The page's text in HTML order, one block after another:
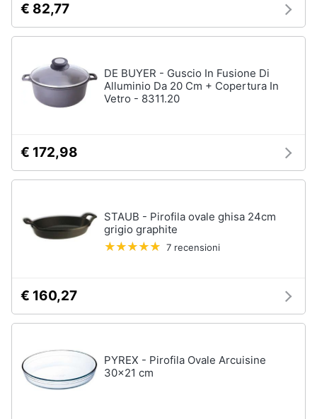
€ 82,77
DE BUYER - Guscio In Fusione Di
Alluminio Da 20 Cm + Copertura In
Vetro - 8311.20
€ 172,98
STAUB - Pirofila ovale ghisa 24cm
grigio graphite
7 recensioni
€ 160,27
PYREX - Pirofila Ovale Arcuisine
30x21 cm